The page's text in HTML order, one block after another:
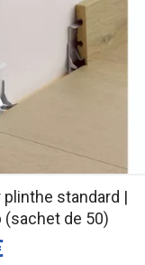
plinthe standard |
(sachet de 50)